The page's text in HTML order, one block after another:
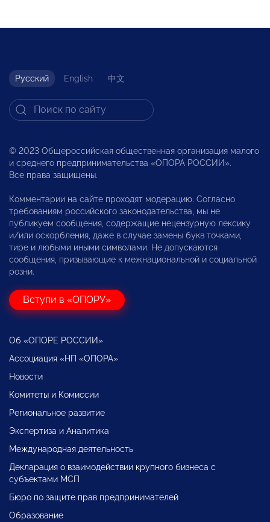
Русский English 中文
© 2023 Общероссийская общественная организация малого
и среднего предпринимательства «ОПОРА РОССИИ».
Все права защищены.
Комментарии на сайте проходят модерацию. Согласно
требованиям российского законодательства, мы не
публикуем сообщения, содержащие нецензурную лексику
и/или оскорбления, даже в случае замены букв точками,
тире и любыми иными символами. Не допускаются
сообщения, призывающие к межнациональной и социальной
розни.
Вступи в «ОПОРУ»
Об «ОПОРЕ РОССИИ»
Ассоциация «НП «ОПОРА»
Новости
Комитеты и Комиссии
Региональное развитие
Экспертиза и Аналитика
Международная деятельность
Декларация о взаимодействии крупного бизнеса с
субъектами МСП
Бюро по защите прав предпринимателей
Образование